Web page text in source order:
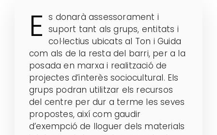
E s donarà assessorament i
suport tant als grups, entitats i
col·lectius ubicats al Ton i Guida
com als de la resta del barri, per a la
posada en marxa i realització de
projectes d’interès sociocultural. Els
grups podran utilitzar els recursos
del centre per dur a terme les seves
propostes, així com gaudir
d’exempció de lloguer dels materials